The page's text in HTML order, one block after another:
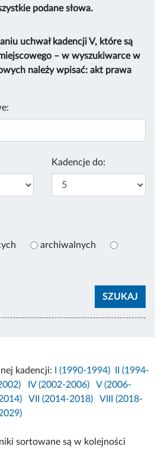
podane słowa.
uchwał kadencji V, które są
– w wyszukiwarce w
należy wpisać: akt prawa
Kadencje do:
archiwalnych
kadencji: I (1990-1994)
II (1994-
IV (2002-2006)
V (2006-
VII (2014-2018)
VIII (2018-
sortowane są w kolejności